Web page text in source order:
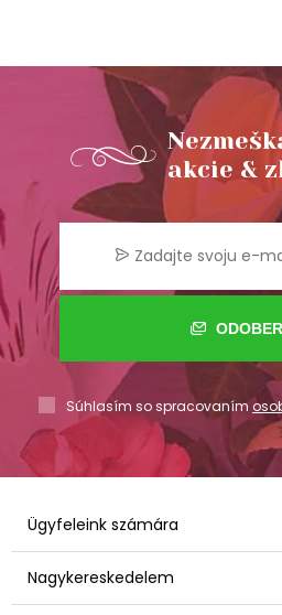
akcie &
Súhlasím so spracovaním
Ügyfeleink számára
Nagykereskedelem